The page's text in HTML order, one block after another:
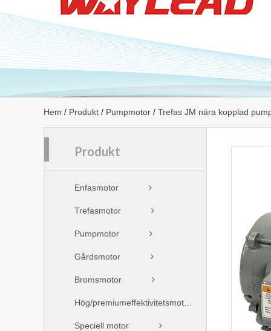
Hem / Produkt / Pumpmotor / Trefas JM nära kopplad
Produkt
Enfasmotor
Trefasmotor
Pumpmotor
Gårdsmotor
Bromsmotor
Speciell motor